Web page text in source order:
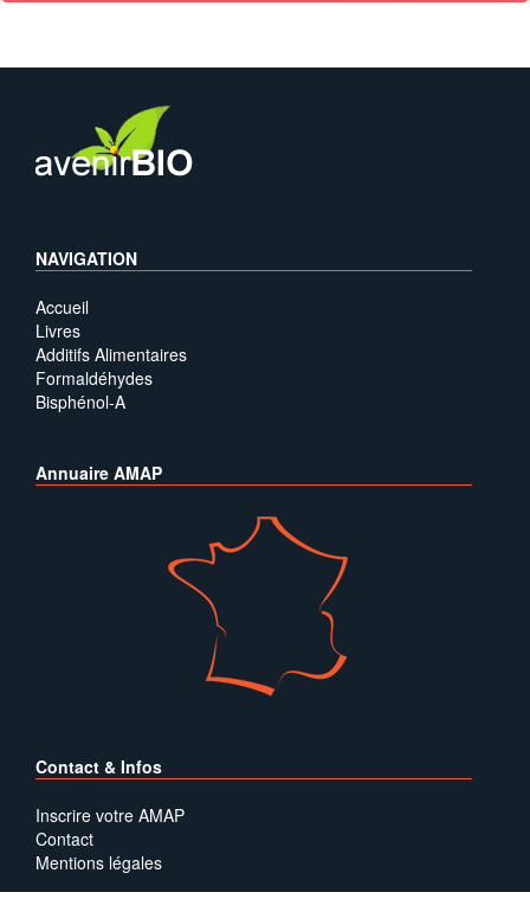
NAVIGATION
Accueil
Livres
Additifs Alimentaires
Formaldéhydes
Bisphénol-A
Annuaire AMAP
Contact & Infos
Inscrire votre AMAP
Contact
Mentions légales